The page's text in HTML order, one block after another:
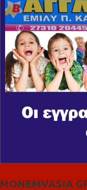
MONEMVASIA